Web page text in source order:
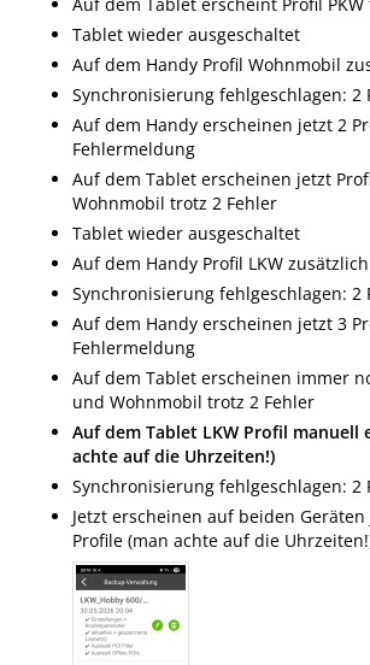
Tablet wieder ausgeschaltet
Auf dem Handy Profil Wohnmobil
Synchronisierung fehlgeschlagen: 2
Auf dem Handy erscheinen jetzt 2
Fehlermeldung
Auf dem Tablet erscheinen jetzt
Wohnmobil trotz 2 Fehler
Tablet wieder ausgeschaltet
Auf dem Handy Profil LKW
Synchronisierung fehlgeschlagen: 2
Auf dem Handy erscheinen jetzt 3
Fehlermeldung
Auf dem Tablet erscheinen immer
und Wohnmobil trotz 2 Fehler
Auf dem Tablet LKW Profil manuell
achte auf die Uhrzeiten!)
Synchronisierung fehlgeschlagen: 2
Jetzt erscheinen auf beiden
Profile (man achte auf die